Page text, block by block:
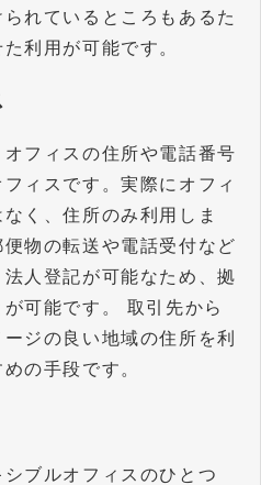
れているところもあるた
利用が可能です。
フィスの住所や電話番号
ィスです。実際にオフィ
く、住所のみ利用しま
物の転送や電話受付など
人登記が可能なため、拠
可能です。 取引先から
ジの良い地域の住所を利
の手段です。
ブルオフィスのひとつ